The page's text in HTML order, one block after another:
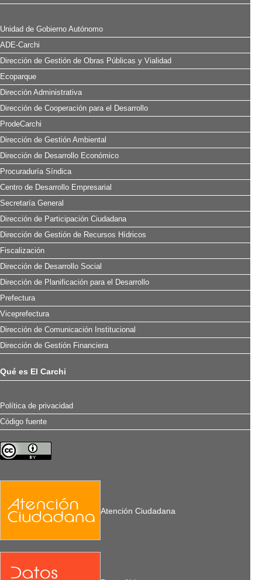
Unidad de Gobierno Autónomo
ADE-Carchi
Dirección de Gestión de Obras Públicas y Vialidad
Ecoparque
Dirección Administrativa
Dirección de Cooperación para el Desarrollo
ProdeCarchi
Dirección de Gestión Ambiental
Dirección de Desarrollo Económico
Procuraduría Síndica
Centro de Desarrollo Empresarial
Secretaría General
Dirección de Participación Ciudadana
Dirección de Gestión de Recursos Hídricos
Fiscalización
Dirección de Desarrollo Social
Dirección de Planificación para el Desarrollo
Prefectura
Viceprefectura
Dirección de Comunicación Institucional
Dirección de Gestión Financiera
Qué es El Carchi
Política de privacidad
Código fuente
Atención Ciudadana